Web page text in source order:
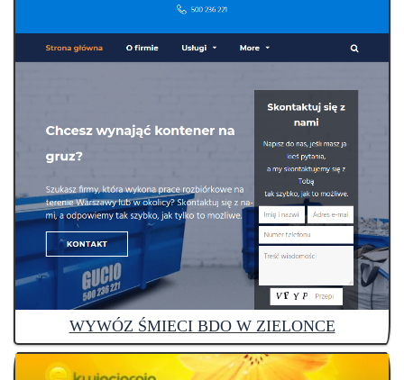
WYWÓZ ŚMIECI BDO W ZIELONCE